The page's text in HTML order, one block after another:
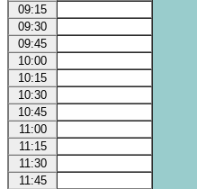
09:15
09:30
09:45
10:00
10:15
10:30
10:45
11:00
11:15
11:30
11:45